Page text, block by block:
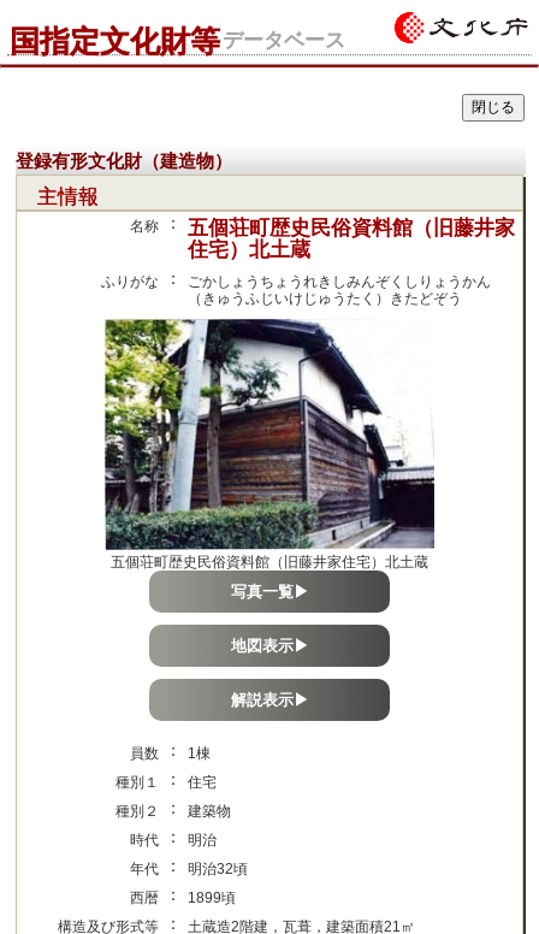
国指定文化財等データベース
登録有形文化財（建造物）
主情報
名称 ：
五個荘町歴史民俗資料館（旧藤井家
住宅）北土蔵
ふりがな ：
ごかしょうちょうれきしみんぞくしりょうかん
（きゅうふじいけじゅうたく）きたどぞう
五個荘町歴史民俗資料館（旧藤井家住宅）北土蔵
写真一覧▶
地図表示▶
解説表示▶
員数 ：
1棟
種別１
：
住宅
種別２
：
建築物
時代
：
明治
年代
：
明治32頃
西暦
：
1899頃
構造及び形式等
：
土蔵造2階建，瓦葺，建築面積21㎡